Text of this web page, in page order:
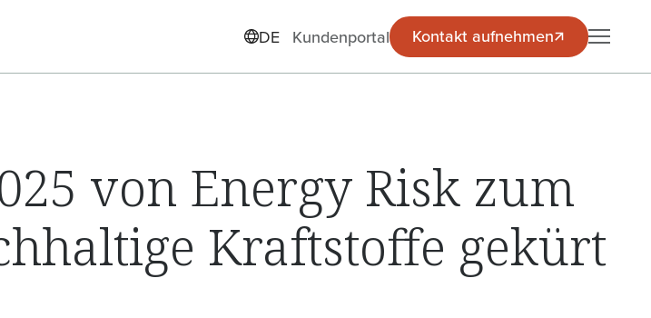
DE Kundenportal Kontakt aufnehmen
Kontakt aufnehmen
von Energy Risk zum
Kraftstoffe gekürt